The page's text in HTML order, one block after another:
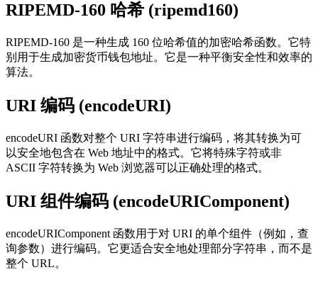
RIPEMD-160 哈希 (ripemd160)
RIPEMD-160 是一种生成 160 位哈希值的加密哈希函数。它特
别用于生成加密货币钱包地址。它是一种平衡安全性和效率的
算法。
URI 编码 (encodeURI)
encodeURI 函数对整个 URI 字符串进行编码，将其转换为可
以安全地包含在 Web 地址中的格式。它将特殊字符或非
ASCII 字符转换为 Web 浏览器可以正确处理的格式。
URI 组件编码 (encodeURIComponent)
encodeURIComponent 函数用于对 URI 的单个组件（例如，查
询参数）进行编码。它更适合安全地处理部分字符串，而不是
整个 URL。